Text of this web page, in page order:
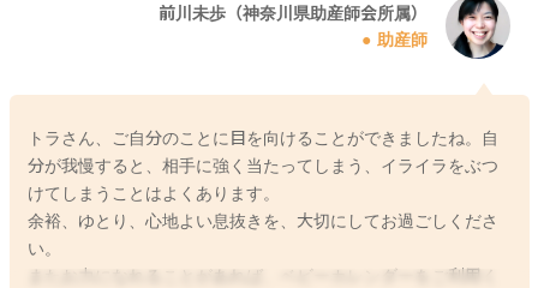
自分を声に出して誉める、できたこと、嬉しいことも、息子さ
んと共有しましょう。好きな音楽を聴く、自分をハグして20秒
切にしていると、息子さんも大切にされたくなります。トラさ
どもたちは知っています。
トラさん、とっても頑張っていますよ。だからこそ無理せず
に、今は人の力も借りていい時だと、割り切って過ごして欲し
いと思いました。たまの休日、自分のために使うのもトラさん
に認めて欲しいと思います。365日、24時間、親で居続けるの
前川未歩（神奈川県助産師会所属）
助産師
トラさん、ご自分のことに目を向けることができましたね。自
分が我慢すると、相手に強く当たってしまう、イライラをぶつ
けてしまうことはよくあります。
余裕、ゆとり、心地よい息抜きを、大切にしてお過ごしくださ
い。
またお力になれることがあれば、ベビーカレンダーをご利用く